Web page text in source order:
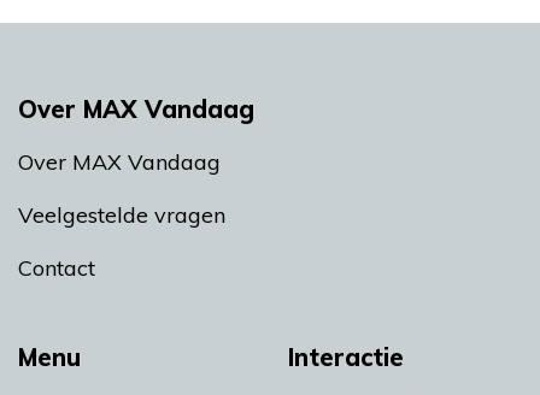
Menu Interactie
Over MAX Vandaag
Over MAX Vandaag
Veelgestelde vragen
Contact